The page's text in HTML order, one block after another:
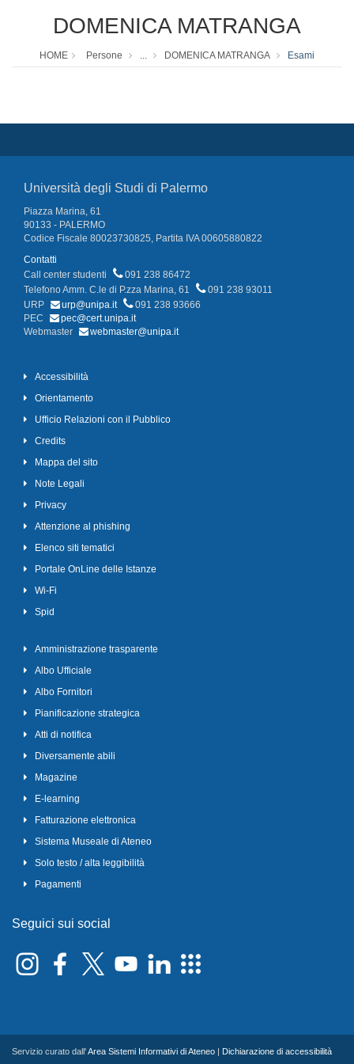
DOMENICA MATRANGA
HOME Persone ... DOMENICA MATRANGA Esami
Università degli Studi di Palermo
Piazza Marina, 61
90133 - PALERMO
Codice Fiscale 80023730825, Partita IVA 00605880822
Contatti
Call center studenti
091 238 86472
Telefono Amm. C.le di P.zza Marina, 61
091 238 93011
URP
urp@unipa.it
091 238 93666
PEC
pec@cert.unipa.it
Webmaster
webmaster@unipa.it
Accessibilità
Orientamento
Ufficio Relazioni con il Pubblico
Credits
Mappa del sito
Note Legali
Privacy
Attenzione al phishing
Elenco siti tematici
Portale OnLine delle Istanze
Wi-Fi
Spid
Amministrazione trasparente
Albo Ufficiale
Albo Fornitori
Pianificazione strategica
Atti di notifica
Diversamente abili
Magazine
E-learning
Fatturazione elettronica
Sistema Museale di Ateneo
Solo testo / alta leggibilità
Pagamenti
Seguici sui social
Servizio curato dall'Area Sistemi Informativi di Ateneo Dichiarazione di accessibilità